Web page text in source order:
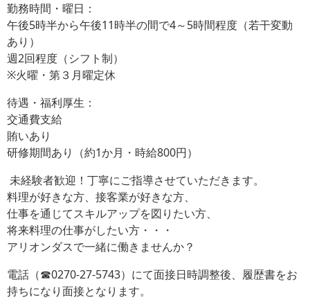
勤務時間・曜日：
午後5時半から午後11時半の間で4～5時間程度（若干変動
あり）
週2回程度（シフト制）
※火曜・第３月曜定休
待遇・福利厚生：
交通費支給
賄いあり
研修期間あり（約1か月・時給800円）
未経験者歓迎！丁寧にご指導させていただきます。
料理が好きな方、 接客業が好きな方、
仕事を通じてスキルアップを図りたい方、
将来料理の仕事がしたい方・・・
アリオンダスで一緒に働きませんか？
電話（☎0270-27-5743）にて面接日時調整後、履歴書をお
持ちになり面接となります。